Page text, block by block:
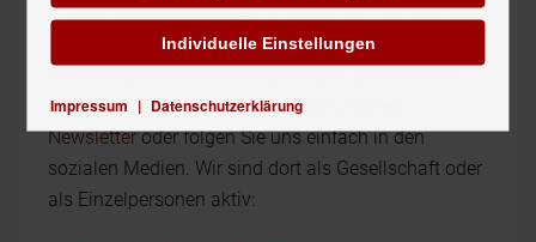
In allen Inhaltskategorien ergänzen wir ständig neue
Beiträge, die Sie auf unsererStartseitein
regelmäßig vorbei, abonnieren Sie unseren
Newsletteroder folgen Sie uns einfach in den
sozialen Medien. Wir sind dort als Gesellschaft oder
als Einzelpersonen aktiv:
Impressum | Datenschutzerklärung
Individuelle Einstellungen